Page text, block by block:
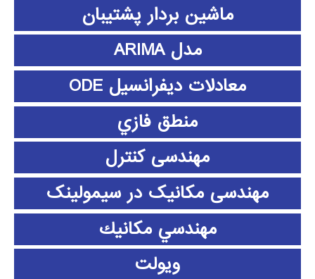
ماشین بردار پشتیبان
مدل ARIMA
معادلات دیفرانسیل ODE
منطق فازي
مهندسی کنترل
مهندسی مکانیک در سیمولینک
مهندسي مكانيك
ویولت